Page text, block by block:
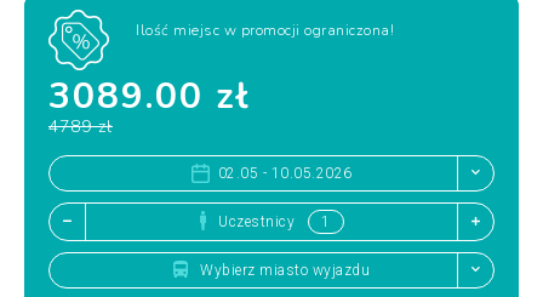
Ilość miejsc w promocji ograniczona!
3089.00 zł
4789 zł
02.05 - 10.05.2026
Uczestnicy
Wybierz miasto wyjazdu